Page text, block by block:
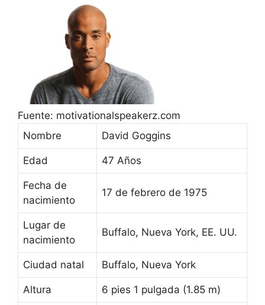
Fuente: motivationalspeakerz.com
Nombre
David Goggins
Edad 47 Años
Fecha de
nacimiento
17 de febrero de 1975
Lugar de
nacimiento
Buffalo, Nueva York, EE. UU.
Ciudad natal Buffalo, Nueva York
Altura 6 pies 1 pulgada (1.85 m)